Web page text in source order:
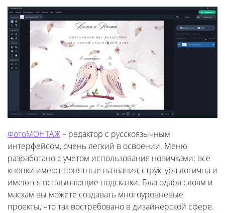
ФотоМОНТАЖ– редактор с русскоязычным
интерфейсом, очень легкий в освоении. Меню
разработано с учетом использования новичками: все
кнопки имеют понятные названия, структура логична и
имеются всплывающие подсказки. Благодаря слоям и
маскам вы можете создавать многоуровневые
проекты, что так востребовано в дизайнерской сфере.